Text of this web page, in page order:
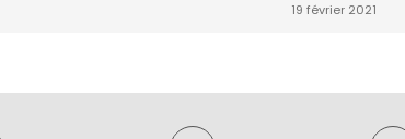
19 février 2021